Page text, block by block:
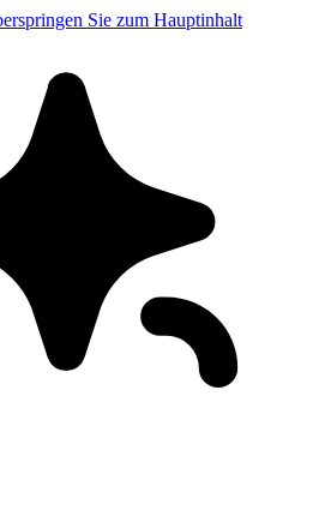
Sie zum Hauptinhalt